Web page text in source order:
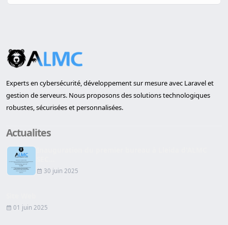
Experts en cybersécurité, développement sur mesure avec Laravel et
gestion de serveurs. Nous proposons des solutions technologiques
robustes, sécurisées et personnalisées.
Actualites
30 juin 2025
01 juin 2025